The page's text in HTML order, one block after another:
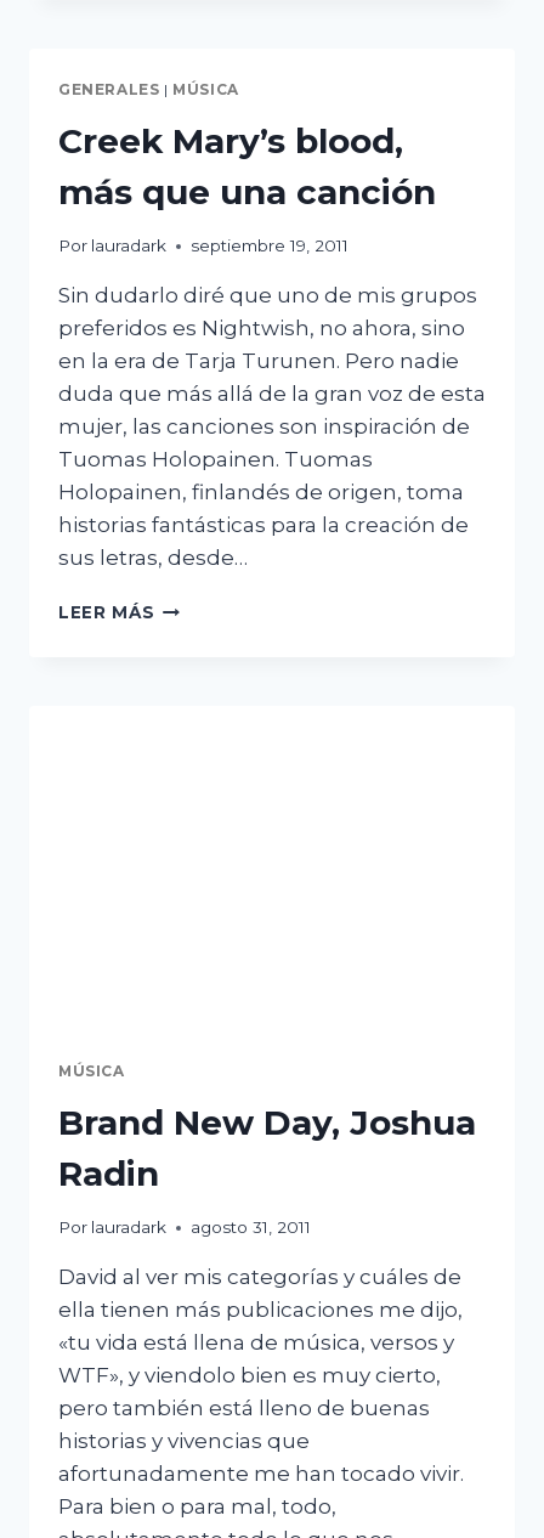
MONCAYO
GENERALES | MÚSICA
Creek Mary’s blood,
más que una canción
Por lauradark septiembre 19, 2011
Sin dudarlo diré que uno de mis grupos
preferidos es Nightwish, no ahora, sino
en la era de Tarja Turunen. Pero nadie
duda que más allá de la gran voz de esta
mujer, las canciones son inspiración de
Tuomas Holopainen. Tuomas
Holopainen, finlandés de origen, toma
historias fantásticas para la creación de
sus letras, desde…
LEER MÁS CREEK
MÚSICA
Brand New Day, Joshua
Radin
Por lauradark agosto 31, 2011
David al ver mis categorías y cuáles de
ella tienen más publicaciones me dijo,
«tu vida está llena de música, versos y
WTF», y viendolo bien es muy cierto,
pero también está lleno de buenas
historias y vivencias que
afortunadamente me han tocado vivir.
Para bien o para mal, todo,